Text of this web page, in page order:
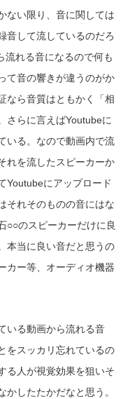
ない限り、音に関しては
音して流しているのだろ
流れる音になるので何も
て音の響きが違うのがか
なら音質はともかく「相
さらに言えばYoutubeに
いる。なので動画内で流
れを流したスピーカーか
Youtubeにアップロード
それそのものの音にはな
○○のスピーカーだけに良
本当に良い音だと思うの
カー等、オーディオ機器
いる動画から流れる音
をスッカリ忘れているの
る人が視覚効果を狙いそ
したたかだなと思う。